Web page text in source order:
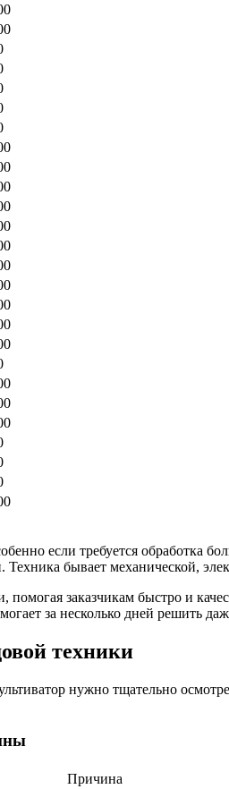
если требуется
бывает механической,
заказчикам быстро и
за несколько дней решить
техники
нужно тщательно
Причина